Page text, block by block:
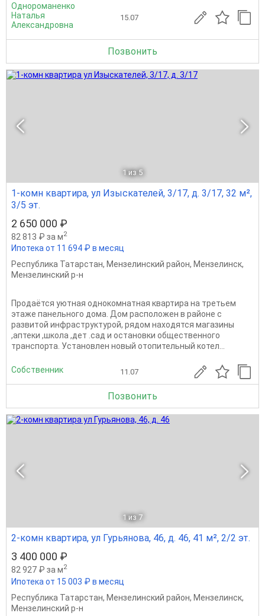
Однороманенко
Наталья
Александровна
15.07
Позвонить
1 из 5
1-комн квартира, ул Изыскателей, 3/17, д. 3/17, 32 м²,
3/5 эт.
2 650 000 ₽
82 813 ₽ за м2
Ипотека от 11 694 ₽ в месяц
Республика Татарстан, Мензелинский район, Мензелинск,
Мензелинский р-н
Продаётся уютная однокомнатная квартира на третьем
этаже панельного дома. Дом расположен в районе с
развитой инфраструктурой, рядом находятся магазины
,аптеки ,школа ,дет .сад и остановки общественного
транспорта. Установлен новый отопительный котел...
Собственник 11.07
Позвонить
1 из 7
2-комн квартира, ул Гурьянова, 46, д. 46, 41 м², 2/2 эт.
3 400 000 ₽
82 927 ₽ за м2
Ипотека от 15 003 ₽ в месяц
Республика Татарстан, Мензелинский район, Мензелинск,
Мензелинский р-н